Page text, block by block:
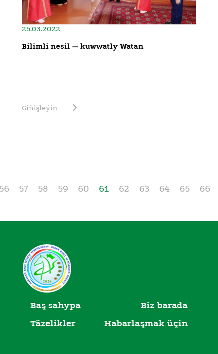
25.03.2022
Bilimli nesil — kuwwatly Watan
Giňişleýin
57 58 59 60 61 62 63 64 65 66
Baş sahypa
Biz barada
Täzelikler
Habarlaşmak üçin